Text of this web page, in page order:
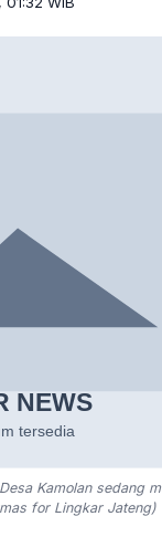
Kamolan sedang
for Lingkar Jateng)